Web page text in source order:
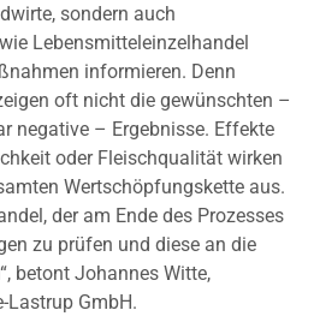
sondern auch
Lebensmitteleinzelhandel
informieren. Denn
oft nicht die gewünschten –
negative – Ergebnisse. Effekte
oder Fleischqualität wirken
Wertschöpfungskette aus.
der am Ende des Prozesses
zu prüfen und diese an die
betont Johannes Witte,
Lastrup GmbH.